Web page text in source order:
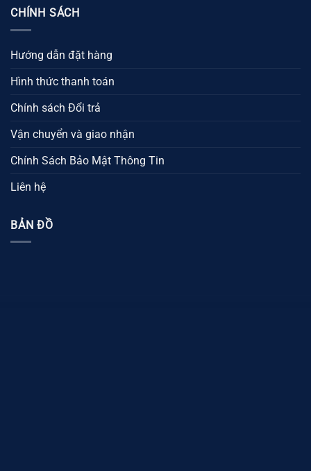
CHÍNH SÁCH
Hướng dẫn đặt hàng
Hình thức thanh toán
Chính sách Đổi trả
Vận chuyển và giao nhận
Chính Sách Bảo Mật Thông Tin
Liên hệ
BẢN ĐỒ